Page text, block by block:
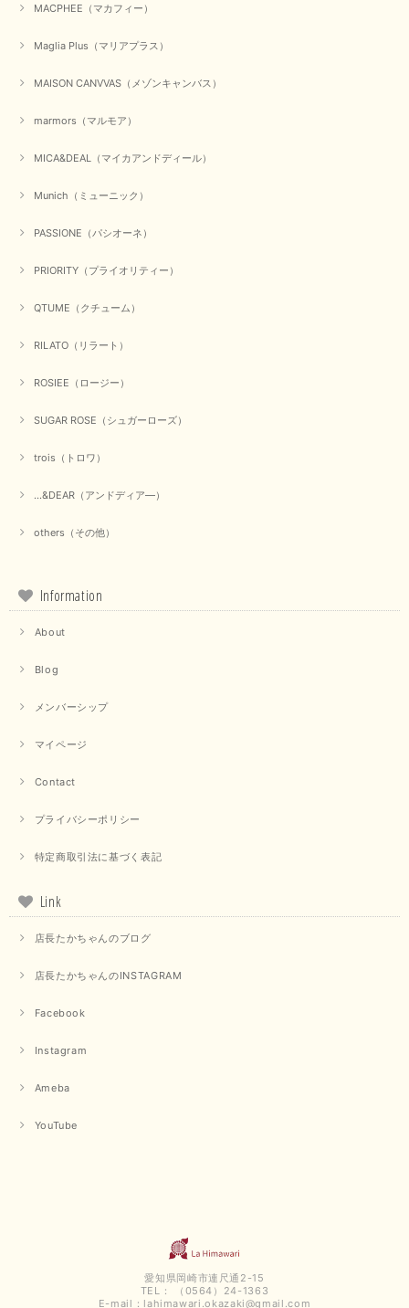
MACPHEE（マカフィー）
Maglia Plus（マリアプラス）
MAISON CANVVAS（メゾンキャンバス）
marmors（マルモア）
MICA&DEAL（マイカアンドディール）
Munich（ミューニック）
PASSIONE（パシオーネ）
PRIORITY（プライオリティー）
QTUME（クチューム）
RILATO（リラート）
ROSIEE（ロージー）
SUGAR ROSE（シュガーローズ）
trois（トロワ）
...&DEAR（アンドディア―）
others（その他）
Information
About
Blog
メンバーシップ
マイページ
Contact
プライバシーポリシー
特定商取引法に基づく表記
Link
店長たかちゃんのブログ
店長たかちゃんのINSTAGRAM
Facebook
Instagram
Ameba
YouTube
愛知県岡崎市連尺通2-15
TEL： （0564）24-1363
E-mail： lahimawari.okazaki@gmail.com